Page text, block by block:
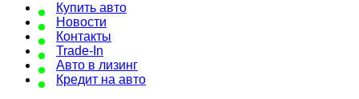
Купить авто
Новости
Контакты
Trade-In
Авто в лизинг
Кредит на авто